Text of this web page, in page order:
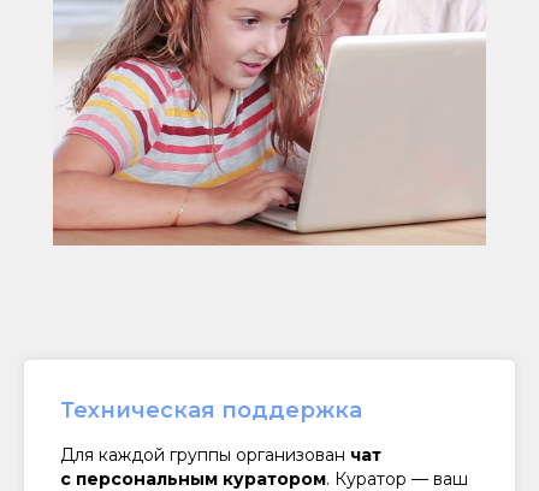
Техническая поддержка
Для каждой группы организован чат
с персональным куратором. Куратор — ваш